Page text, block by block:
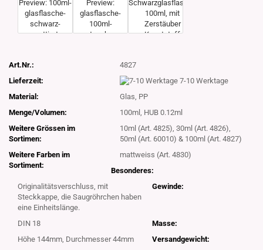
Art.Nr.:
4827
Lieferzeit:
7-10 Werktage
Material:
Glas, PP
Menge/Volumen:
100ml, HUB 0.12ml
Weitere Grössen im
Sortimen:
10ml (Art. 4825), 30ml (Art. 4826),
50ml (Art. 60010) & 100ml (Art. 4827)
Weitere Farben im
Sortiment:
mattweiss (Art. 4830)
Besonderes:
Originalitätsverschluss, mit
Steckkappe, die Saugröhrchen haben
eine Einheitslänge.
Gewinde:
DIN 18
Masse:
Höhe 144mm, Durchmesser 44mm
Versandgewicht: